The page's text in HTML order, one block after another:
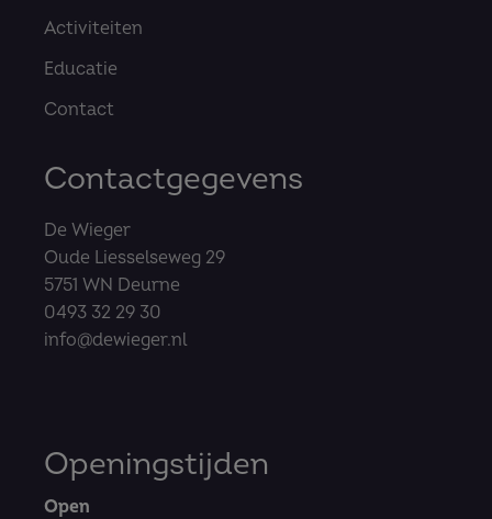
Activiteiten
Educatie
Contact
Contactgegevens
De Wieger
Oude Liesselseweg 29
5751 WN Deurne
0493 32 29 30
info@dewieger.nl
Openingstijden
Open